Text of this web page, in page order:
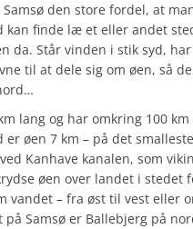
Samsø den store fordel, at
kan finde læ et eller andet
da. Står vinden i stik syd,
til at dele sig om øen, så
lang og har omkring 100
er øen 7 km – på det
Kanhave kanalen, som
øen over landet i stedet
vandet – fra øst til vest eller
på Samsø er Ballebjerg på